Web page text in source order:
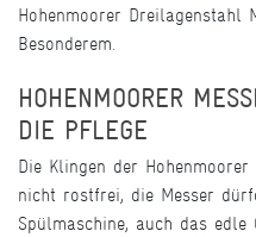
Hohenmoorer Dreilagenstahl
Besonderem.
HOHENMOORER
DIE PFLEGE
Die Klingen der
nicht rostfrei, die Messer
Spülmaschine, auch das